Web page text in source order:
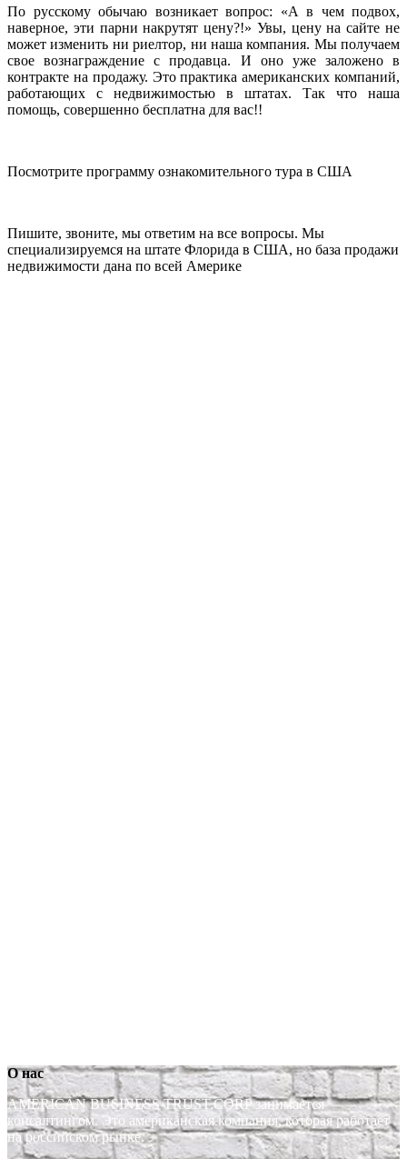
По русскому обычаю возникает вопрос: «А в чем подвох,
наверное, эти парни накрутят цену?!» Увы, цену на сайте не
может изменить ни риелтор, ни наша компания. Мы получаем
свое вознаграждение с продавца. И оно уже заложено в
контракте на продажу. Это практика американских компаний,
работающих с недвижимостью в штатах. Так что наша
помощь, совершенно бесплатна для вас!!
Посмотрите программу ознакомительного тура в США
Пишите, звоните, мы ответим на все вопросы. Мы
специализируемся на штате Флорида в США, но база продажи
недвижимости дана по всей Америке
О нас
AMERICAN BUSINESS TRUST.CORP занимается
консалтингом. Это американская компания, которая работает
на российском рынке.